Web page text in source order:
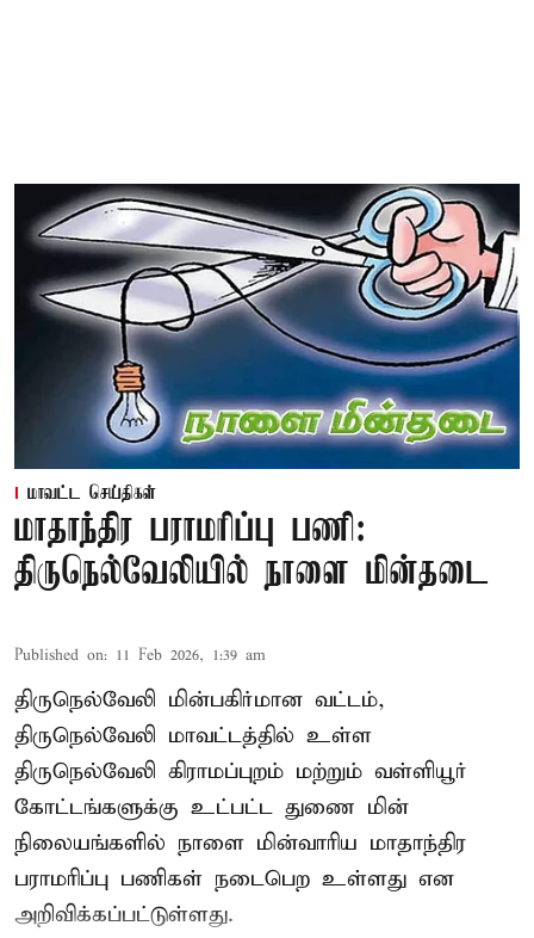
மாவட்ட செய்திகள்
மாதாந்திர பராமரிப்பு பணி:
திருநெல்வேலியில் நாளை மின்தடை
Published on: 11 Feb 2026, 1:39 am
திருநெல்வேலி மின்பகிர்மான வட்டம்,
திருநெல்வேலி மாவட்டத்தில் உள்ள
திருநெல்வேலி கிராமப்புறம் மற்றும் வள்ளியூர்
கோட்டங்களுக்கு உட்பட்ட துணை மின்
நிலையங்களில் நாளை மின்வாரிய மாதாந்திர
பராமரிப்பு பணிகள் நடைபெற உள்ளது என
அறிவிக்கப்பட்டுள்ளது.